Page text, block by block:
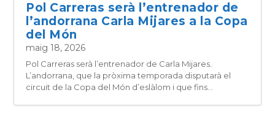
Pol Carreras serà l’entrenador de
l’andorrana Carla Mijares a la Copa
del Món
maig 18, 2026
Pol Carreras serà l’entrenador de Carla Mijares.
L’andorrana, que la pròxima temporada disputarà el
circuit de la Copa del Món d’eslàlom i que fins...